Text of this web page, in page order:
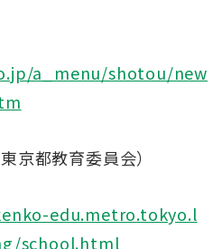
a_menu/shotou/new
京都教育委員会）
edu.metro.tokyo.l
school.html